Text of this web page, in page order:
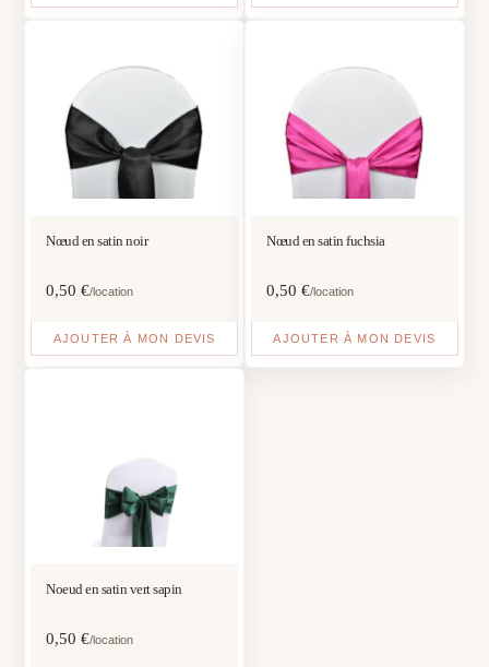
Nœud en satin noir
0,50€/location
AJOUTER À MON DEVIS
Nœud en satin fuchsia
0,50 €/location
AJOUTER À MON DEVIS
Noeud en satin vert sapin
0,50€/location